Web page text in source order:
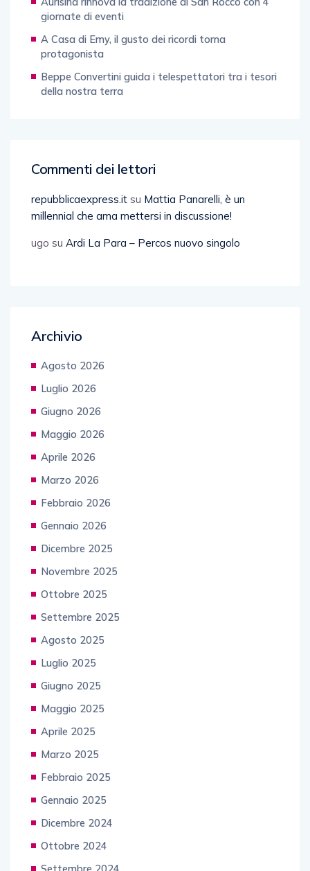
giornate di eventi
A Casa di Emy, il gusto dei ricordi torna
protagonista
Beppe Convertini guida i telespettatori tra i tesori
della nostra terra
Commenti dei lettori
repubblicaexpress.it su Mattia Panarelli, è un
millennial che ama mettersi in discussione!
ugo su Ardi La Para – Percos nuovo singolo
Archivio
Agosto 2026
Luglio 2026
Giugno 2026
Maggio 2026
Aprile 2026
Marzo 2026
Febbraio 2026
Gennaio 2026
Dicembre 2025
Novembre 2025
Ottobre 2025
Settembre 2025
Agosto 2025
Luglio 2025
Giugno 2025
Maggio 2025
Aprile 2025
Marzo 2025
Febbraio 2025
Gennaio 2025
Dicembre 2024
Ottobre 2024